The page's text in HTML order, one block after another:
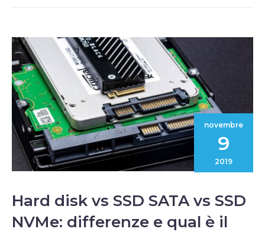
novembre
9
2019
Hard disk vs SSD SATA vs SSD
NVMe: differenze e qual è il